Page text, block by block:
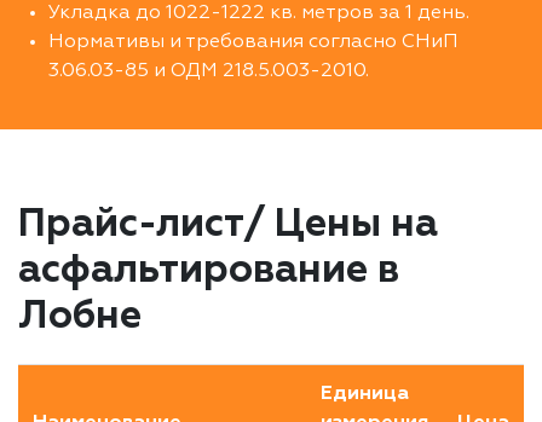
Укладка до 1022-1222 кв. метров за 1 день.
Нормативы и требования согласно СНиП
3.06.03-85 и ОДМ 218.5.003-2010.
Прайс-лист/ Цены на
асфальтирование в
Лобне
Единица